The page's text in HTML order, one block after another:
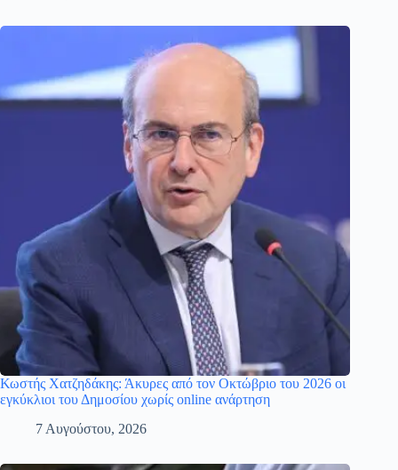
Κωστής Χατζηδάκης: Άκυρες από τον Οκτώβριο του 2026 οι
εγκύκλιοι του Δημοσίου χωρίς online ανάρτηση
7 Αυγούστου, 2026